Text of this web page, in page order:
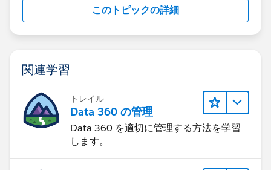
このトピックの詳細
関連学習
トレイル
Data 360 の管理
Data 360 を適切に管理する方法を学習
します。